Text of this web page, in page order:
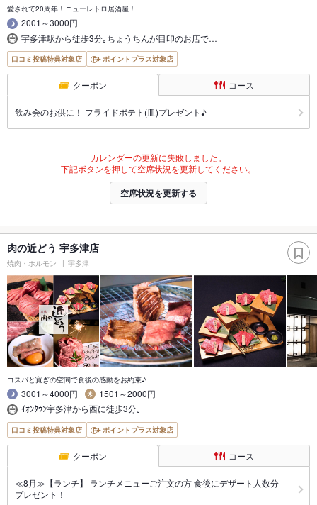
愛されて20周年！ニューレトロ居酒屋！
2001～3000円
宇多津駅から徒歩3分｡ちょうちんが目印のお店で…
口コミ投稿特典対象店 ポイントプラス対象店
クーポン コース
飲み会のお供に！ フライドポテト(皿)プレゼント♪
カレンダーの更新に失敗しました。
下記ボタンを押して空席状況を更新してください。
空席状況を更新する
肉の近どう 宇多津店
焼肉・ホルモン 宇多津
コスパと寛ぎの空間で食後の感動をお約束♪
3001～4000円
1501～2000円
ｲｵﾝﾀｳﾝ宇多津から西に徒歩3分｡
口コミ投稿特典対象店 ポイントプラス対象店
クーポン コース
≪8月≫【ランチ】 ランチメニューご注文の方 食後にデザート人数分
プレゼント！